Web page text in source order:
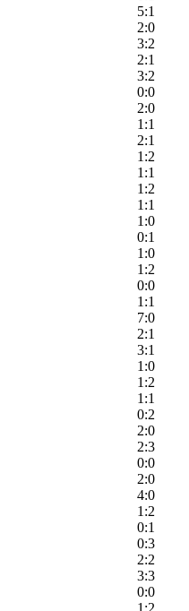
5:1
2:0
3:2
2:1
3:2
0:0
2:0
1:1
2:1
1:2
1:1
1:2
1:1
1:0
0:1
1:0
1:2
0:0
1:1
7:0
2:1
3:1
1:0
1:2
1:1
0:2
2:0
2:3
0:0
2:0
4:0
1:2
0:1
0:3
2:2
3:3
0:0